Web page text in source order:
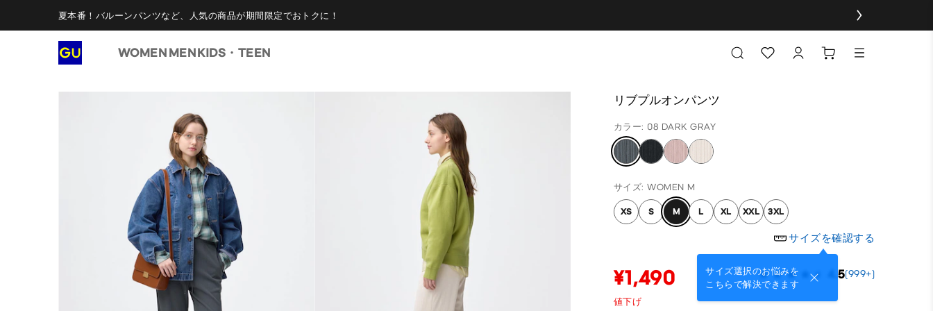
夏本番！バルーンパンツなど、人気の商品が期間限定でおトクに！
WOMEN MENKIDS・TEEN
リブプルオンパンツ
カラー: 08 DARK GRAY
サイズ: WOMEN M
XS S M L XL XXL 3XL
サイズを確認する
サイズ選択のお悩みを
こちらで解決できます
¥1,490 4.5(999+)
値下げ